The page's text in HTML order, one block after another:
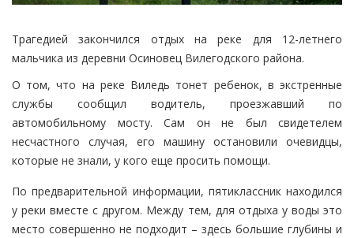
Трагедией закончился отдых на реке для 12-летнего
мальчика из деревни Осиновец Вилегодского района.
О том, что на реке Виледь тонет ребенок, в экстренные
службы сообщил водитель, проезжавший по
автомобильному мосту. Сам он не был свидетелем
несчастного случая, его машину остановили очевидцы,
которые не знали, у кого еще просить помощи.
По предварительной информации, пятиклассник находился
у реки вместе с другом. Между тем, для отдыха у воды это
место совершенно не подходит – здесь большие глубины и